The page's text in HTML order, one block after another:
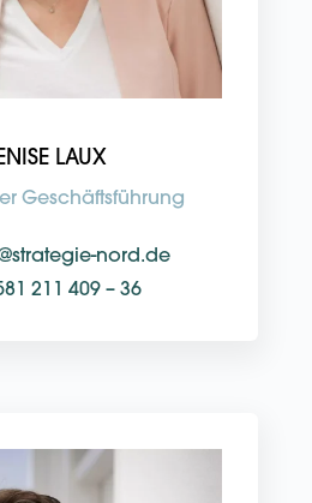
LAUX
Geschäftsführung
nord.de
211 409 – 36